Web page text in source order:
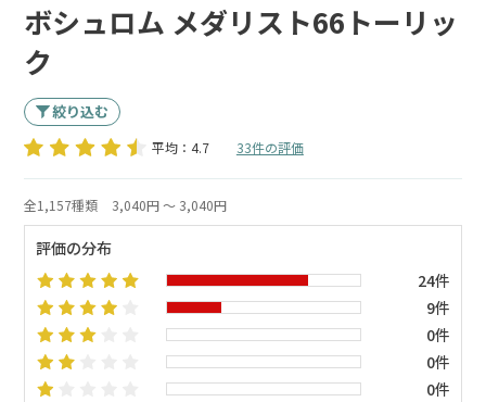
ボシュロム メダリスト66トーリッ
ク
絞り込む
平均：4.7 33件の評価
全1,157種類 3,040円 ～ 3,040円
評価の分布
24件
9件
0件
0件
0件